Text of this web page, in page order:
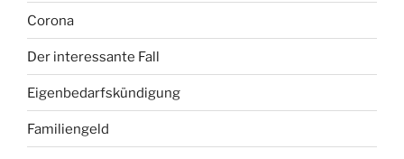
Corona
Der interessante Fall
Eigenbedarfskündigung
Familiengeld